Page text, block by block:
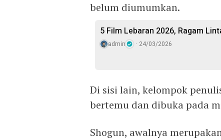
belum diumumkan.
5 Film Lebaran 2026, Ragam
admin 24/03/2026
Di sisi lain, kelompok
bertemu dan dibuka pada
Shogun, awalnya